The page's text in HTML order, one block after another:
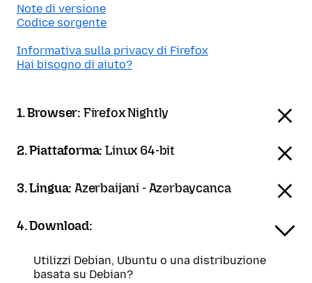
Note di versione
Codice sorgente
Informativa sulla privacy di Firefox
Hai bisogno di aiuto?
1. Browser: Firefox Nightly
2. Piattaforma:Linux 64-bit
3. Lingua:Azerbaijani - Azərbaycanca
4. Download:
Utilizzi Debian, Ubuntu o una distribuzione
basata su Debian?